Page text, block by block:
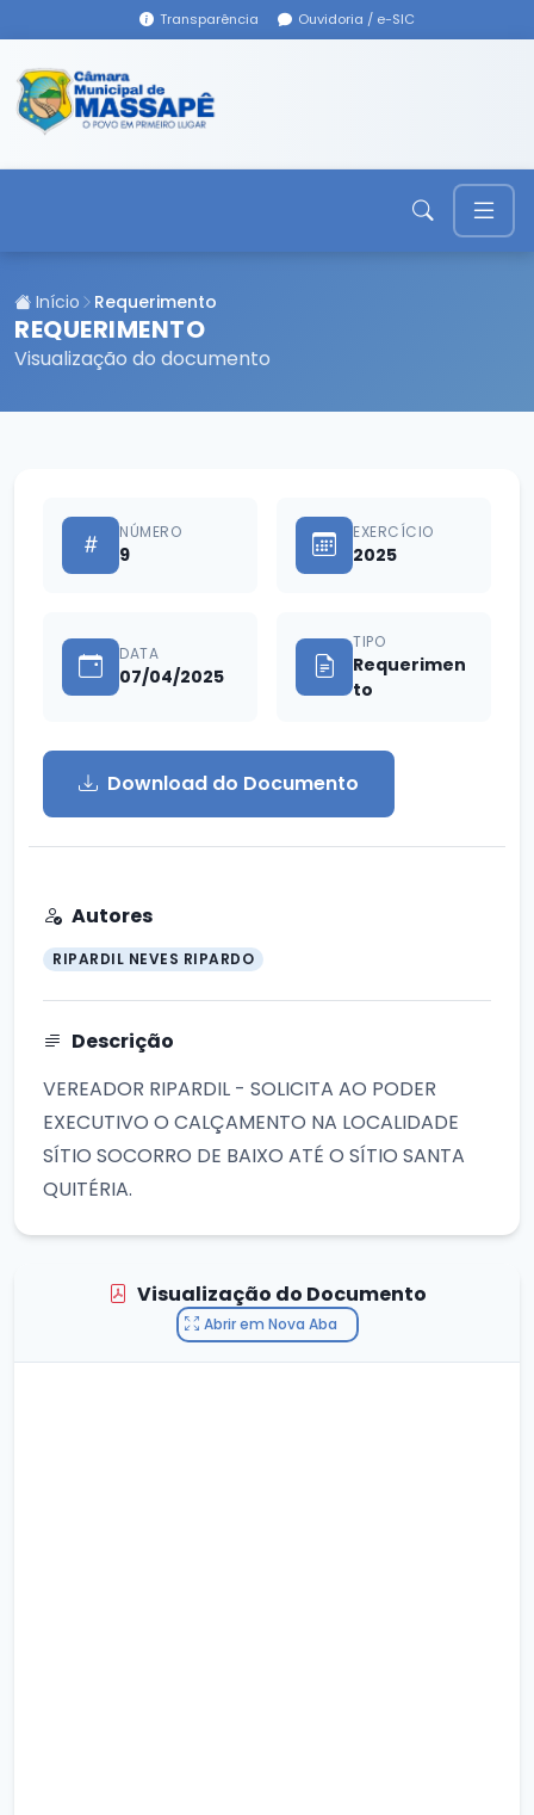
Transparência Ouvidoria / e-SIC
Início Requerimento
REQUERIMENTO
Visualização do documento
NÚMERO
9
EXERCÍCIO
2025
DATA
07/04/2025
TIPO
Requerimen
to
Download do Documento
Autores
RIPARDIL NEVES RIPARDO
Descrição
VEREADOR RIPARDIL - SOLICITA AO PODER
EXECUTIVO O CALÇAMENTO NA LOCALIDADE
SÍTIO SOCORRO DE BAIXO ATÉ O SÍTIO SANTA
QUITÉRIA.
Visualização do Documento
Abrir em Nova Aba